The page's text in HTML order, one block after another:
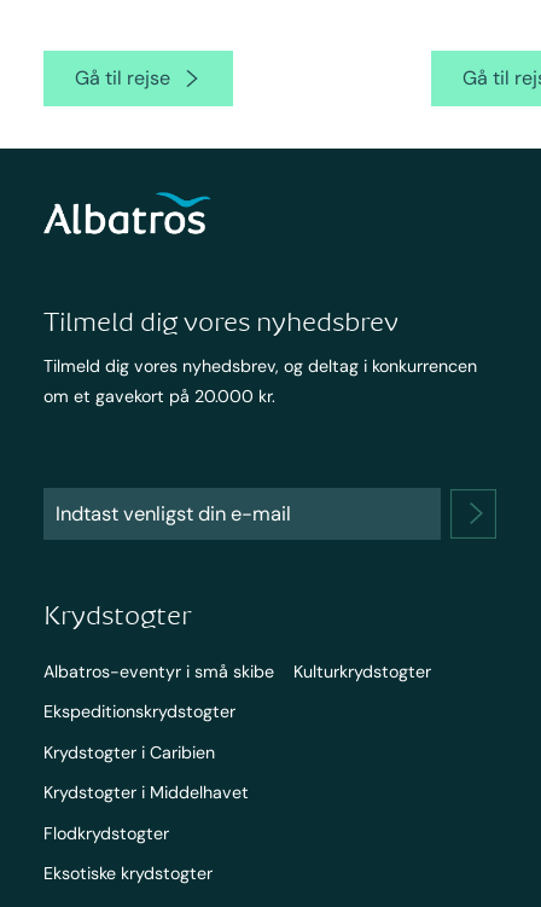
Gå til rejse Gå til
Tilmeld dig vores nyhedsbrev
Tilmeld dig vores nyhedsbrev, og deltag i konkurrencen
om et gavekort på 20.000 kr.
Krydstogter
Albatros-eventyr i små skibe
Ekspeditionskrydstogter
Krydstogter i Caribien
Krydstogter i Middelhavet
Flodkrydstogter
Eksotiske krydstogter
Kulturkrydstogter